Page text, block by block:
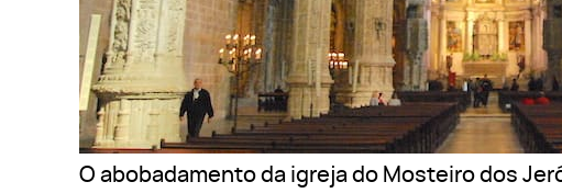
O abobadamento da igreja do Mosteiro dos